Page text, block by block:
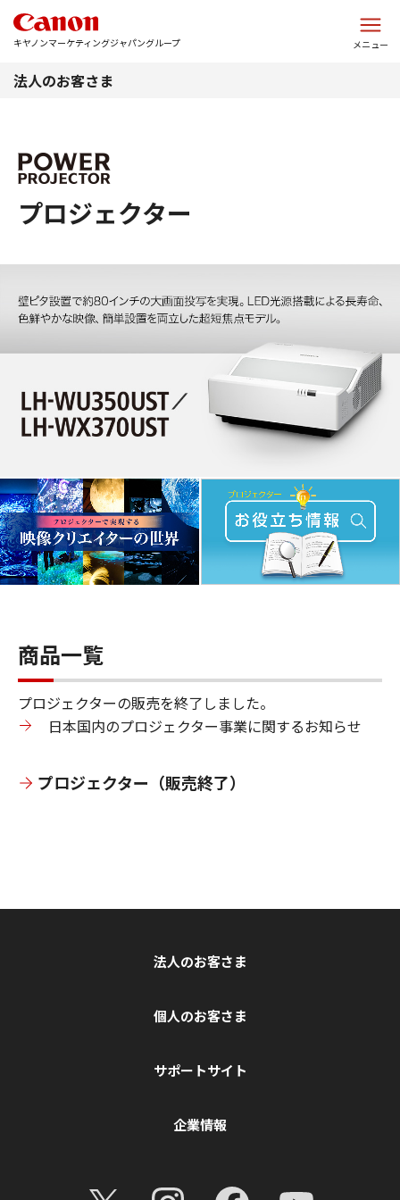
キヤノンマーケティングジャパングループ メニュー
法人のお客さま
プロジェクター
商品一覧
プロジェクターの販売を終了しました。
日本国内のプロジェクター事業に関するお知らせ
プロジェクター（販売終了）
法人のお客さま
個人のお客さま
サポートサイト
企業情報